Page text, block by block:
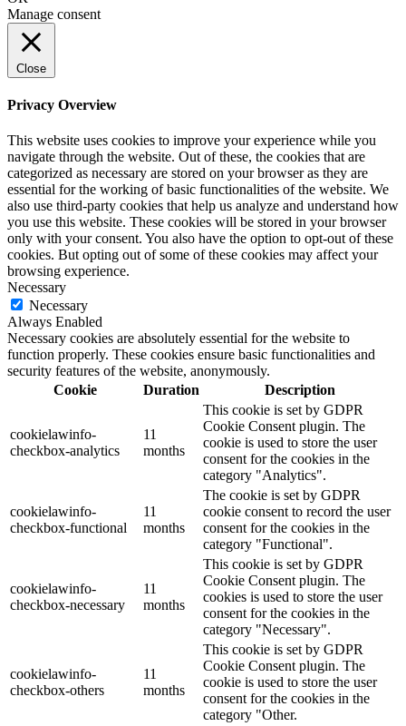
Manage consent
Close
Privacy Overview
This website uses cookies to improve your experience while you
navigate through the website. Out of these, the cookies that are
categorized as necessary are stored on your browser as they are
essential for the working of basic functionalities of the website. We
also use third-party cookies that help us analyze and understand how
you use this website. These cookies will be stored in your browser
only with your consent. You also have the option to opt-out of these
cookies. But opting out of some of these cookies may affect your
browsing experience.
Necessary
Necessary
Always Enabled
Necessary cookies are absolutely essential for the website to
function properly. These cookies ensure basic functionalities and
security features of the website, anonymously.
Cookie
Duration Description
cookielawinfo-
checkbox-analytics
11
months
This cookie is set by GDPR
Cookie Consent plugin. The
cookie is used to store the user
consent for the cookies in the
category "Analytics".
cookielawinfo-
checkbox-functional
11
months
The cookie is set by GDPR
cookie consent to record the user
consent for the cookies in the
category "Functional".
cookielawinfo-
checkbox-necessary
11
months
This cookie is set by GDPR
Cookie Consent plugin. The
cookies is used to store the user
consent for the cookies in the
category "Necessary".
cookielawinfo-
checkbox-others
11
months
This cookie is set by GDPR
Cookie Consent plugin. The
cookie is used to store the user
consent for the cookies in the
category "Other.